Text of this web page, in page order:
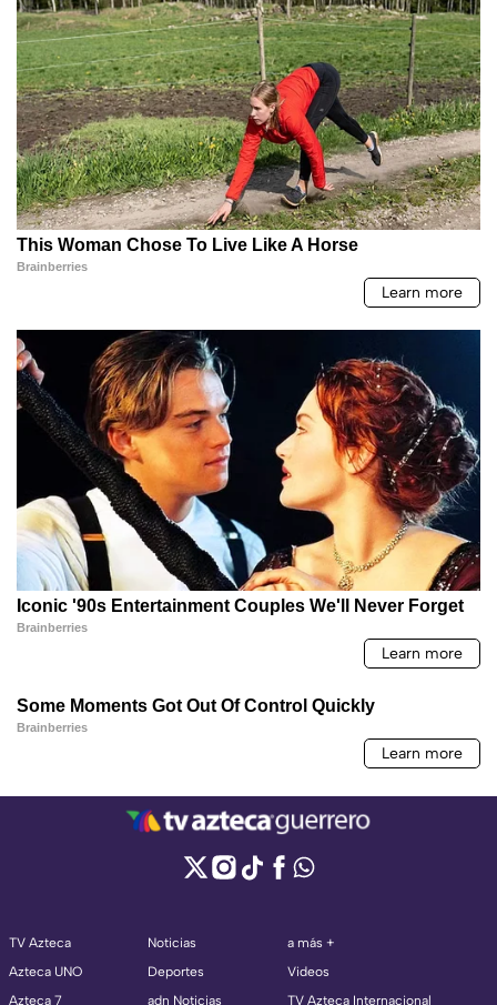
TV Azteca
Azteca UNO
Azteca 7
Noticias
Deportes
adn Noticias
a más +
Videos
TV Azteca Internacional